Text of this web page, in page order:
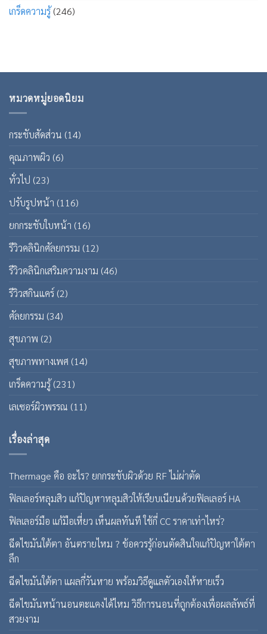
เกร็ดความรู้(246)
หมวดหมู่ยอดนิยม
กระชับสัดส่วน (14)
คุณภาพผิว (6)
ทั่วไป (23)
ปรับรูปหน้า (116)
ยกกระชับใบหน้า (16)
รีวิวคลินิกศัลยกรรม (12)
รีวิวคลินิกเสริมความงาม (46)
รีวิวสกินแคร์ (2)
ศัลยกรรม (34)
สุขภาพ (2)
สุขภาพทางเพศ (14)
เกร็ดความรู้(231)
เลเซอร์ผิวพรรณ (11)
เรื่องล่าสุด
Thermage คือ อะไร? ยกกระชับผิวด้วย RF ไม่ผ่าตัด
ฟิลเลอร์หลุมสิว แก้ปัญหาหลุมสิวให้เรียบเนียนด้วยฟิลเลอร์ HA
ฟิลเลอร์มือ แก้มือเหี่ยว เห็นผลทันที ใช้กี่ CC ราคาเท่าไหร่?
ฉีดไขมันใต้ตา อันตรายไหม ? ข้อควรรู้ก่อนตัดสินใจแก้ปัญหาใต้ตา
ลึก
ฉีดไขมันใต้ตา แผลกี่วันหาย พร้อมวิธีดูแลตัวเองให้หายเร็ว
ฉีดไขมันหน้านอนตะแคงได้ไหม วิธีการนอนที่ถูกต้องเพื่อผลลัพธ์ที่
สวยงาม